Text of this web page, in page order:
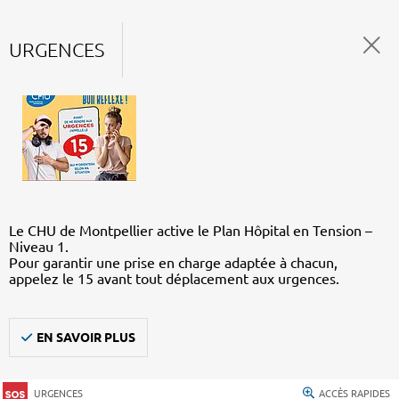
URGENCES
Le CHU de Montpellier active le Plan Hôpital en Tension –
Niveau 1.
Pour garantir une prise en charge adaptée à chacun,
appelez le 15 avant tout déplacement aux urgences.
EN SAVOIR PLUS
URGENCES ACCÈS RAPIDES